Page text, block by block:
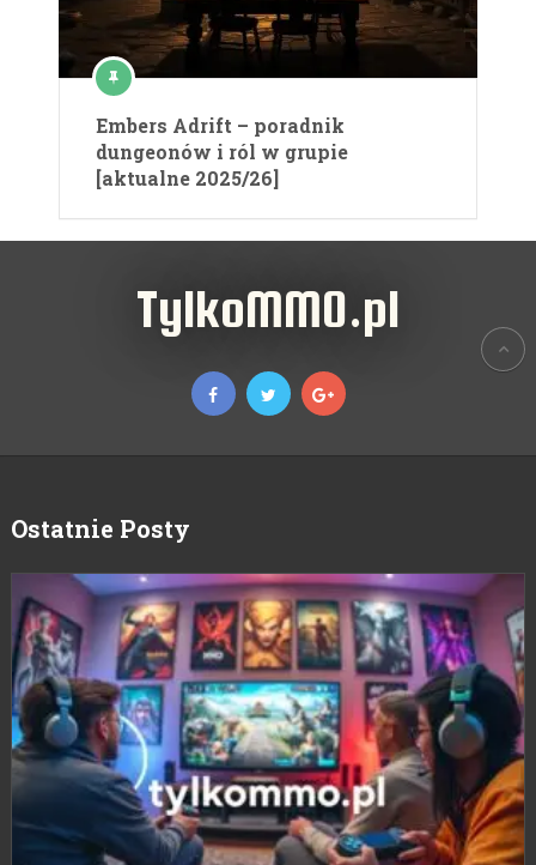
Embers Adrift – poradnik
dungeonów i ról w grupie
[aktualne 2025/26]
TylkoMMO.pl
Ostatnie Posty